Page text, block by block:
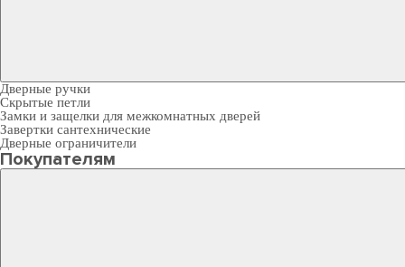
Дверные ручки
Скрытые петли
Замки и защелки для межкомнатных дверей
Завертки сантехнические
Дверные ограничители
Покупателям